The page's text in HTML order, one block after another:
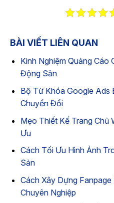
BÀI VIẾT LIÊN QUAN
Kinh Nghiệm Quảng Cáo
Động Sản
Bộ Từ Khóa Google Ads
Chuyển Đổi
Mẹo Thiết Kế Trang Chủ
Ưu
Cách Tối Ưu Hình Ảnh
Sản
Cách Xây Dựng
Chuyên Nghiệp